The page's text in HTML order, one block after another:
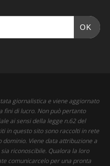
OK
giornalistica e viene aggiornato
fini di lucro. Non può pertanto
ai sensi della legge n.62 del
in questo sito sono raccolti in rete
Viene data attribuzione a
riconoscibile. Qualora la loro
comunicarcelo per una pronta